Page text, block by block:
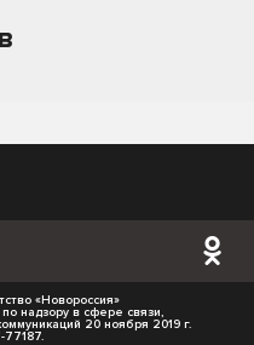
«Новороссия»
надзору в сфере связи,
20 ноября 2019 г.